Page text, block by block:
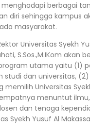
berbagai
diri sehingga kampus
masyarakat.
Universitas Syekh
S.Sos.,M.IKom akan
utama yaitu (1)
studi dan universitas,
memilih Universitas
menuntut
dan tenaga
Syekh Yusuf Al